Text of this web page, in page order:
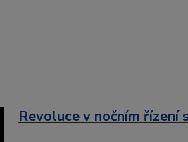
Revoluce v nočním řízení